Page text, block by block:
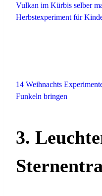
Vulkan im Kürbis selber
Herbstexperiment für
14 Weihnachts
Funkeln bringen
3.